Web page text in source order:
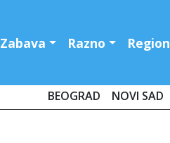
Zabava Razno Region
BEOGRAD NOVI SAD